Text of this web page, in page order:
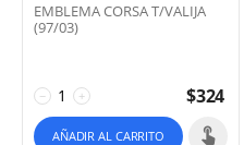
EMBLEMA CORSA T/VALIJA
(97/03)
+
− $324
AÑADIR AL CARRITO